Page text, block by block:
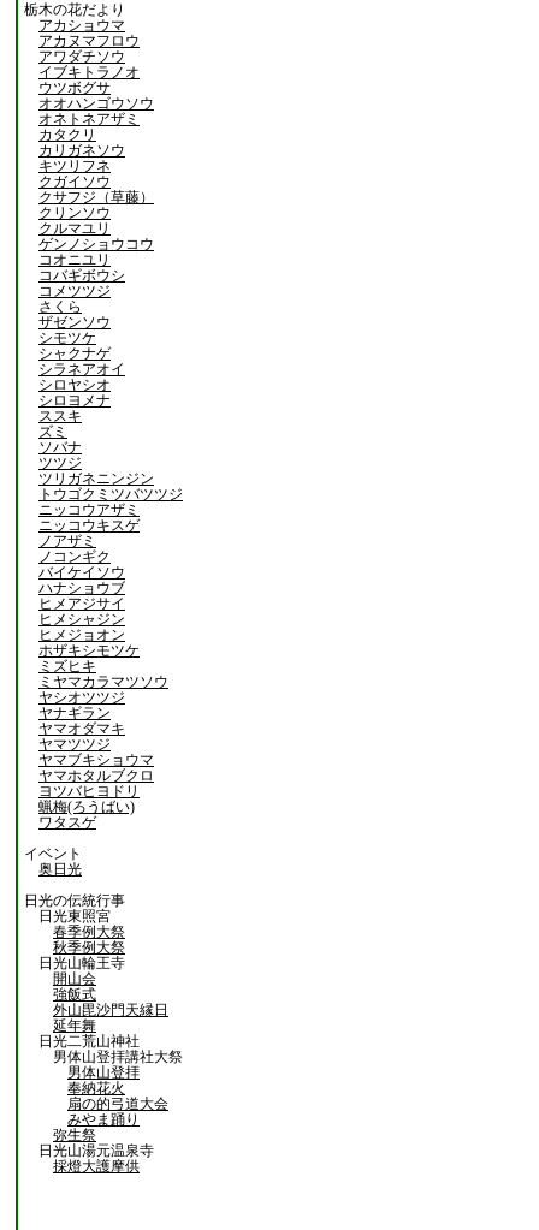
栃木の花だより
アカショウマ
アカヌマフロウ
アワダチソウ
イブキトラノオ
ウツボグサ
オオハンゴウソウ
オネトネアザミ
カタクリ
カリガネソウ
キツリフネ
クガイソウ
クサフジ（草藤）
クリンソウ
クルマユリ
ゲンノショウコウ
コオニユリ
コバギボウシ
コメツツジ
さくら
ザゼンソウ
シモツケ
シャクナゲ
シラネアオイ
シロヤシオ
シロヨメナ
ススキ
ズミ
ソバナ
ツツジ
ツリガネニンジン
トウゴクミツバツツジ
ニッコウアザミ
ニッコウキスゲ
ノアザミ
ノコンギク
バイケイソウ
ハナショウブ
ヒメアジサイ
ヒメシャジン
ヒメジョオン
ホザキシモツケ
ミズヒキ
ミヤマカラマツソウ
ヤシオツツジ
ヤナギラン
ヤマオダマキ
ヤマツツジ
ヤマブキショウマ
ヤマホタルブクロ
ヨツバヒヨドリ
蝋梅(ろうばい)
ワタスゲ
イベント
奥日光
日光の伝統行事
日光東照宮
春季例大祭
秋季例大祭
日光山輪王寺
開山会
強飯式
外山毘沙門天縁日
延年舞
日光二荒山神社
男体山登拝講社大祭
男体山登拝
奉納花火
扇の的弓道大会
みやま踊り
弥生祭
日光山湯元温泉寺
採燈大護摩供